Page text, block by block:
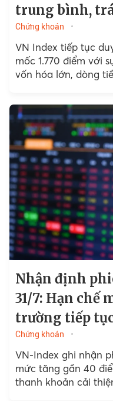
trung bình,
Chứng khoán
VN Index tiếp tục
mốc 1.770 điểm với
vốn hóa lớn, dòng
Nhận định
31/7: Hạn chế
trường tiếp
Chứng khoán
VN-Index ghi nhận
mức tăng gần 40
thanh khoản cải